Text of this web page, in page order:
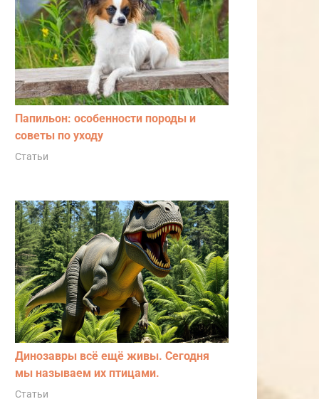
Папильон: особенности породы и
советы по уходу
Статьи
Динозавры всё ещё живы. Сегодня
мы называем их птицами.
Статьи